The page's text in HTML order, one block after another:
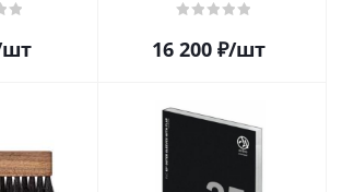
16 200₽/шт